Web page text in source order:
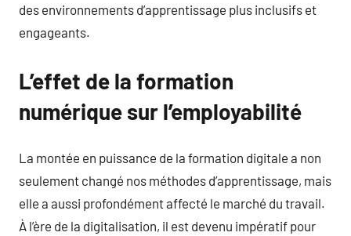
des environnements d’apprentissage plus inclusifs et
engageants.
L’effet de la formation
numérique sur l’employabilité
La montée en puissance de la formation digitale a non
seulement changé nos méthodes d’apprentissage, mais
elle a aussi profondément affecté le marché du travail.
À l’ère de la digitalisation, il est devenu impératif pour